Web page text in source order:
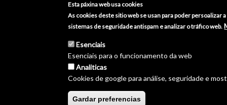
15
17
18
19
Lugo (España)
+34 982 586 000
burela@burela.org
© Concello de Burela 2026 //
Esta páxina web usa cookies
As cookies deste sitio web se usan para poder
sistemas de seguridade antispam e analizar o tráfico web.
Esenciais
Esenciais para o funcionamento da web
Analiticas
Cookies de google para análise, seguridade e
Gardar preferencias